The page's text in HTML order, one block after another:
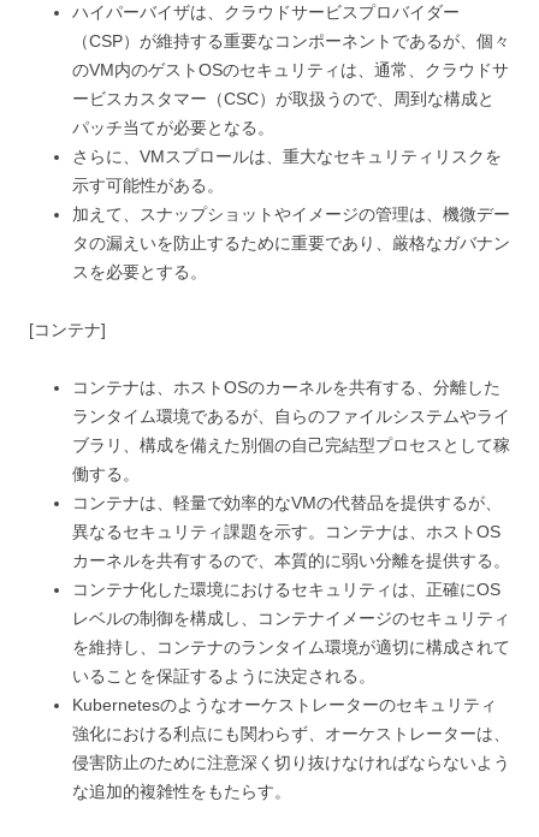
ハイパーバイザは、クラウドサービスプロバイダー
（CSP）が維持する重要なコンポーネントであるが、個々
のVM内のゲストOSのセキュリティは、通常、クラウドサ
ービスカスタマー（CSC）が取扱うので、周到な構成と
パッチ当てが必要となる。
さらに、VMスプロールは、重大なセキュリティリスクを
示す可能性がある。
加えて、スナップショットやイメージの管理は、機微デー
タの漏えいを防止するために重要であり、厳格なガバナン
スを必要とする。
[コンテナ]
コンテナは、ホストOSのカーネルを共有する、分離した
ランタイム環境であるが、自らのファイルシステムやライ
ブラリ、構成を備えた別個の自己完結型プロセスとして稼
働する。
コンテナは、軽量で効率的なVMの代替品を提供するが、
異なるセキュリティ課題を示す。コンテナは、ホストOS
カーネルを共有するので、本質的に弱い分離を提供する。
コンテナ化した環境におけるセキュリティは、正確にOS
レベルの制御を構成し、コンテナイメージのセキュリティ
を維持し、コンテナのランタイム環境が適切に構成されて
いることを保証するように決定される。
Kubernetesのようなオーケストレーターのセキュリティ
強化における利点にも関わらず、オーケストレーターは、
侵害防止のために注意深く切り抜けなければならないよう
な追加的複雑性をもたらす。